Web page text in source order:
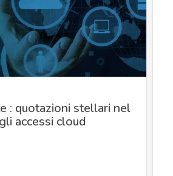
: quotazioni stellari nel
accessi cloud